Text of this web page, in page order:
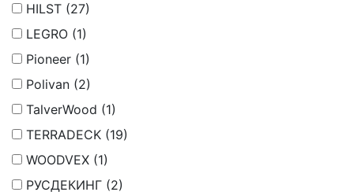
HILST (27)
LEGRO (1)
Pioneer (1)
Polivan (2)
TalverWood (1)
TERRADECK (19)
WOODVEX (1)
РУСДЕКИНГ (2)